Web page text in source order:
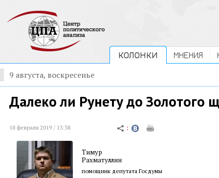
КОЛОНКИ МНЕНИЯ
9 августа, воскресенье
Далеко ли Рунету до Золотого
18 февраля 2019 / 13:38
Тимур
Рахматуллин
помощник депутата Госдумы